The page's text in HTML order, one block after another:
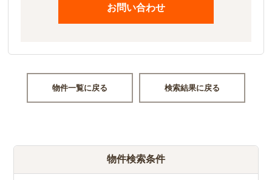
お問い合わせ
物件一覧に戻る 検索結果に戻る
物件検索条件